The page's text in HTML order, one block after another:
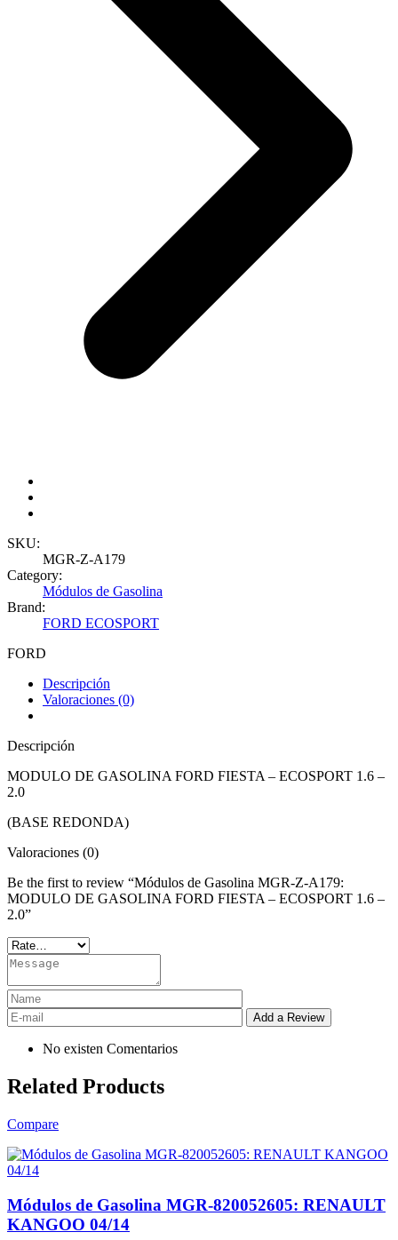
SKU:
MGR-Z-A179
Category:
Módulos de Gasolina
Brand:
FORD ECOSPORT
FORD
Descripción
Valoraciones (0)
Descripción
MODULO DE GASOLINA FORD FIESTA – ECOSPORT 1.6 –
2.0
(BASE REDONDA)
Valoraciones (0)
Be the first to review “Módulos de Gasolina MGR-Z-A179:
MODULO DE GASOLINA FORD FIESTA – ECOSPORT 1.6 –
2.0”
No existen Comentarios
Related Products
Compare
Módulos de Gasolina MGR-820052605: RENAULT
KANGOO 04/14